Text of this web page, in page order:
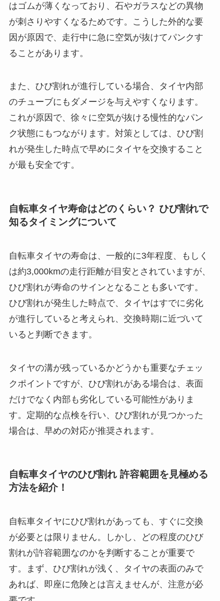
はゴムが薄くなっており、石やガラスなどの異物
が刺さりやすくなるためです。こうした外的な要
因が原因で、走行中に急に空気が抜けてパンクす
ることがあります。
また、ひび割れが進行している場合、タイヤ内部
のチューブにもダメージを与えやすくなります。
これが原因で、徐々に空気が抜ける慢性的なパン
ク状態にもつながります。対策としては、ひび割
れが発生した時点で早めにタイヤを交換すること
が最も安全です。
自転車タイヤ寿命はどのくらい？ ひび割れで
知るタイミングについて
自転車タイヤの寿命は、一般的に3年程度、もしく
は約3,000kmの走行距離が目安とされていますが、
ひび割れが寿命のサインとなることも多いです。
ひび割れが発生した時点で、タイヤはすでに劣化
が進行していると考えられ、交換時期に近づいて
いると判断できます。
タイヤの溝が残っているかどうかも重要なチェッ
クポイントですが、ひび割れがある場合は、表面
だけでなく内部も劣化している可能性がありま
す。定期的な点検を行い、ひび割れが見つかった
場合は、早めの対応が推奨されます。
自転車タイヤのひび割れ 許容範囲を見極める
方法を紹介！
自転車タイヤにひび割れがあっても、すぐに交換
が必要とは限りません。しかし、どの程度のひび
割れが許容範囲なのかを判断することが重要で
す。まず、ひび割れが浅く、タイヤの表面のみで
あれば、即座に危険とは言えませんが、注意が必